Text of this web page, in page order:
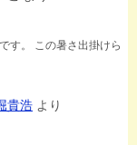
す。 この暑さ出掛けら
貴浩 より